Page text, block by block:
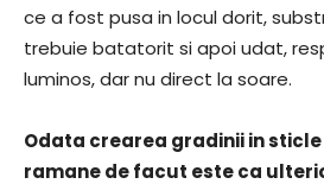
ce a fost pusa in locul dorit,
trebuie batatorit si apoi udat,
luminos, dar nu direct la soare.
Odata crearea gradinii in
ramane de facut este ca